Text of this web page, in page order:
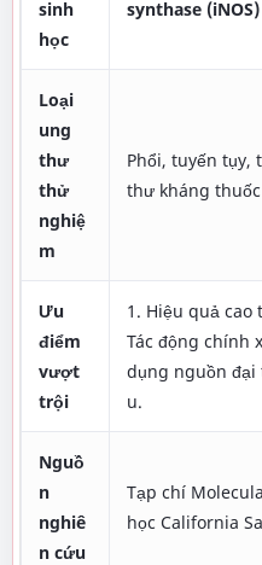
sinh
học
synthase (iNOS)
Loại
ung
thư
thử
nghiệ
m
Phổi, tuyến tụy,
thư kháng
Ưu
điểm
vượt
trội
1. Hiệu quả cao
Tác động chính
dụng nguồn đại
u.
Nguồ
n
nghiê
n cứu
Tạp chí
học California